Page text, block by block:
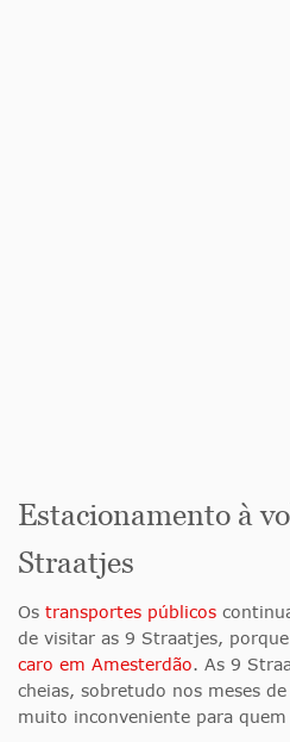
Estacionamento à
Straatjes
Os transportes públicos
de visitar as 9 Straatjes, porque
caro em Amesterdão. As 9
cheias, sobretudo nos meses
muito inconveniente para